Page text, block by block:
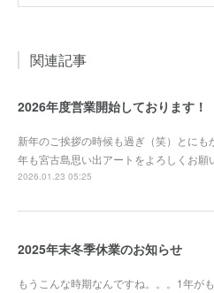
関連記事
2026年度営業開始しております！
新年のご挨拶の時候も過ぎ（笑）とにも
年も宮古島思い出アートをよろしくお願
2026.01.23 05:25
2025年末冬季休業のお知らせ
もうこんな時期なんですね。。。1年が